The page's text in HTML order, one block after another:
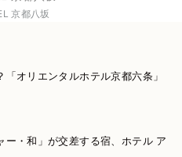
京都八坂
オリエンタルホテル京都六条」
ー・和」が交差する宿、ホテル ア